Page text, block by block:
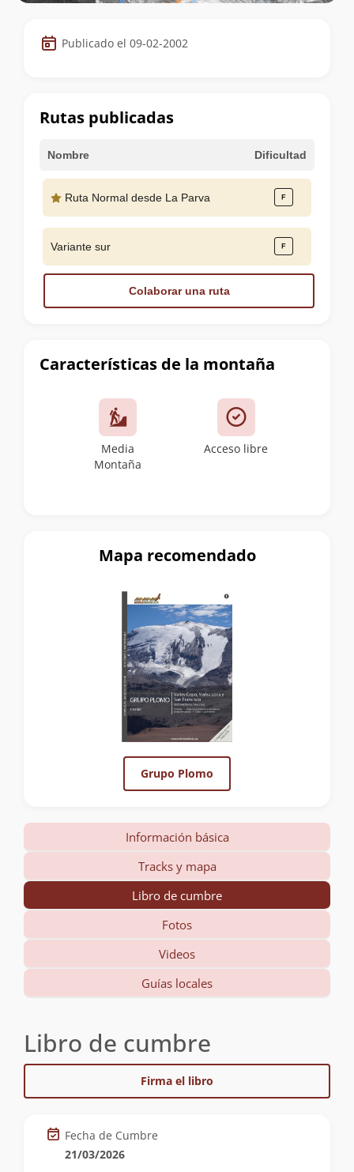
Datos
de
cumbre
Publicado el 09-02-2002
Características de la montaña
Media
Montaña
Acceso libre
Rutas publicadas
Nombre Dificultad
Ruta Normal desde La Parva
Variante sur
Colaborar una ruta
Mapa recomendado
Grupo Plomo
Información básica
Tracks y mapa
Libro de cumbre
Fotos
Videos
Guías locales
Libro de cumbre
Firma el libro
Fecha de Cumbre
21/03/2026